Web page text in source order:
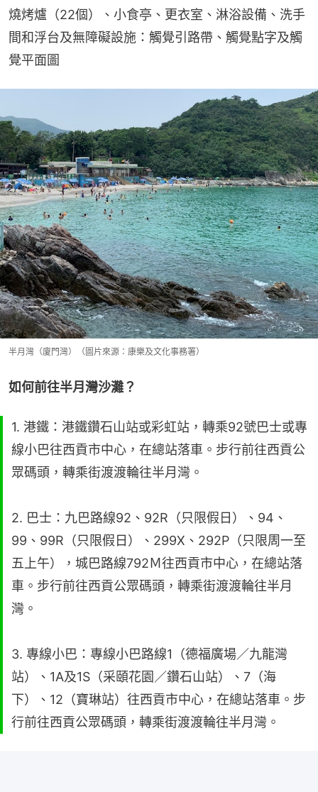
燒烤爐（22個）、小食亭、更衣室、淋浴設備、洗手
間和浮台及無障礙設施：觸覺引路帶、觸覺點字及觸
覺平面圖
半月灣（廈門灣）（圖片來源：康樂及文化事務署）
如何前往半月灣沙灘？
1. 港鐵：港鐵鑽石山站或彩虹站，轉乘92號巴士或專
線小巴往西貢市中心，在總站落車。步行前往西貢公
眾碼頭，轉乘街渡渡輪往半月灣。
2. 巴士：九巴路線92、92R（只限假日）、94、
99、99R（只限假日）、299X、292P（只限周一至
五上午），城巴路線792Ｍ往西貢市中心，在總站落
車。步行前往西貢公眾碼頭，轉乘街渡渡輪往半月
灣。
3. 專線小巴：專線小巴路線1（德福廣場／九龍灣
站）、1A及1S（采頤花園／鑽石山站）、7（海
下）、12（寶琳站）往西貢市中心，在總站落車。步
行前往西貢公眾碼頭，轉乘街渡渡輪往半月灣。